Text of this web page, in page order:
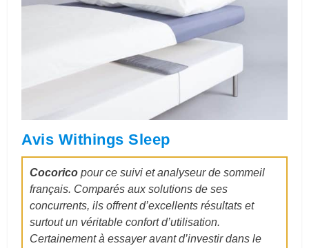
Avis Withings Sleep
Cocorico pour ce suivi et analyseur de sommeil
français. Comparés aux solutions de ses
concurrents, ils offrent d’excellents résultats et
surtout un véritable confort d’utilisation.
Certainement à essayer avant d’investir dans le